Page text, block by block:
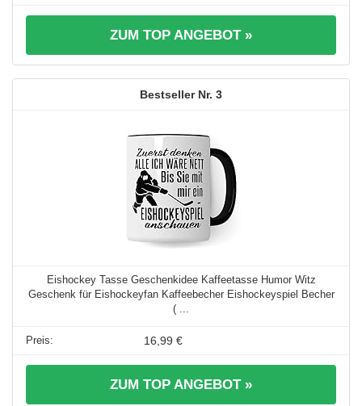
ZUM TOP ANGEBOT »
3
Eishockey Tasse Geschenkidee Kaffeetasse Humor Witz
Geschenk für Eishockeyfan Kaffeebecher Eishockeyspiel Becher
( ...
16,99 €
ZUM TOP ANGEBOT »